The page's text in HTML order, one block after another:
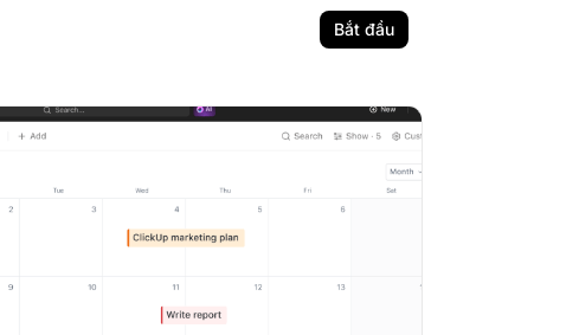
Bắt đầu